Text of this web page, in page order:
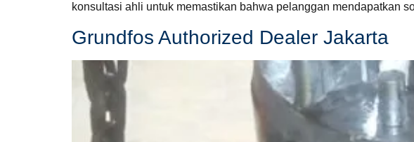
konsultasi ahli untuk memastikan bahwa pelanggan mendapatkan
Grundfos Authorized Dealer Jakarta